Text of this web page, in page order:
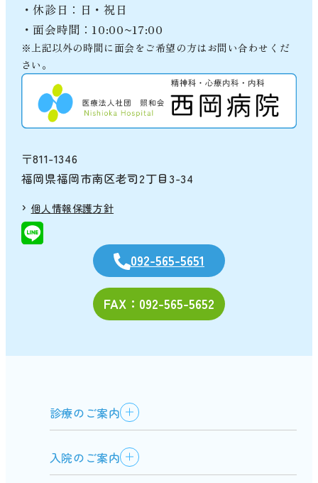
〒811-1346
福岡県福岡市南区老司2丁目3-34
個人情報保護方針
092-565-5651
FAX：092-565-5652
・休診日：日・祝日
・面会時間：10:00~17:00
※上記以外の時間に面会をご希望の方はお問い合わせくだ
さい。
診療のご案内
入院のご案内